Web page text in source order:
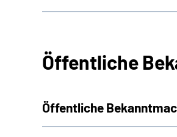
Öffentliche
Öffentliche